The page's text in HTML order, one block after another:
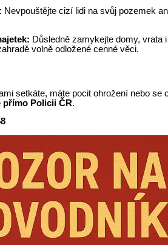
Nevpouštějte cizí lidi na svůj pozemek
Důsledně zamykejte domy, vrata
volně odložené cenné věci.
setkáte, máte pocit ohrožení nebo se
přímo Policii ČR.